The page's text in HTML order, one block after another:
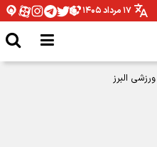
۱۷ مرداد ۱۴۰۵